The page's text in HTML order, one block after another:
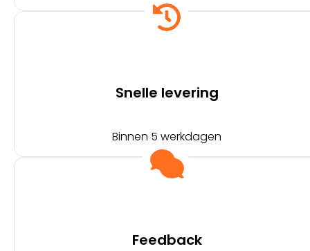
Snelle levering
Binnen 5 werkdagen
Feedback